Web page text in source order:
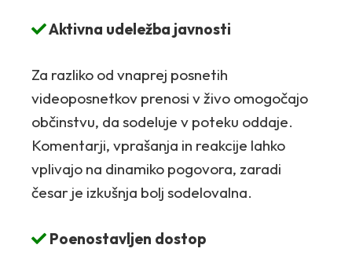
Aktivna udeležba javnosti
Za razliko od vnaprej posnetih
videoposnetkov prenosi v živo omogočajo
občinstvu, da sodeluje v poteku oddaje.
Komentarji, vprašanja in reakcije lahko
vplivajo na dinamiko pogovora, zaradi
česar je izkušnja bolj sodelovalna.
Poenostavljen dostop